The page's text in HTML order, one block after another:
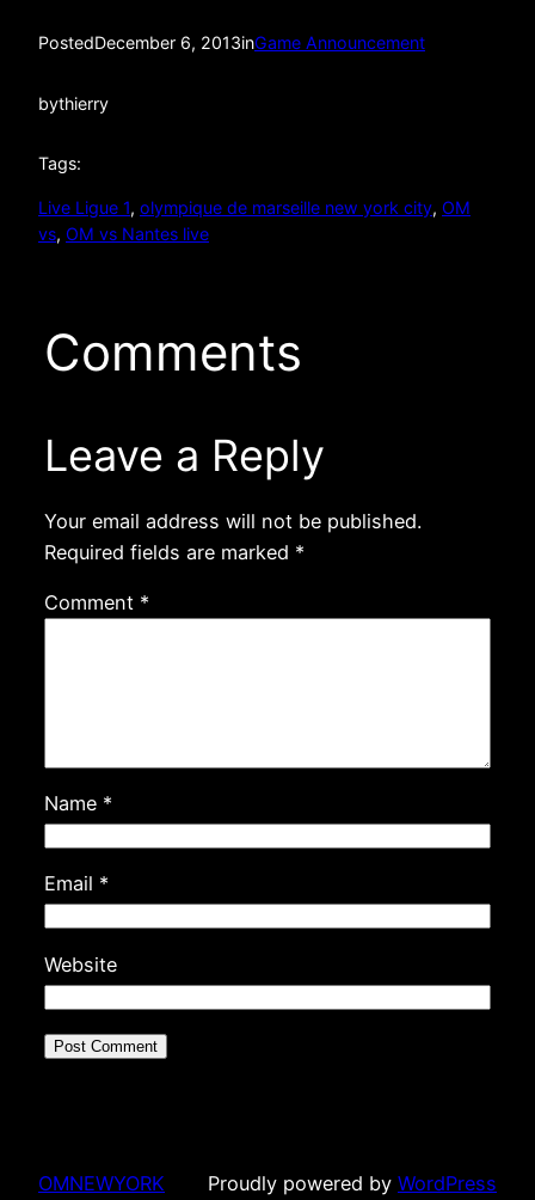
PostedDecember 6, 2013inGame Announcement
bythierry
Tags:
Live Ligue 1, olympique de marseille new york city, OM
vs, OM vs Nantes live
Comments
Leave a Reply
Your email address will not be published.
Required fields are marked *
Comment *
Name *
Email *
Website
OMNEWYORK Proudly powered by WordPress